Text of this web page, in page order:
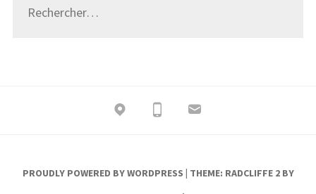
PROUDLY POWERED BY WORDPRESS | THEME: RADCLIFFE 2 BY